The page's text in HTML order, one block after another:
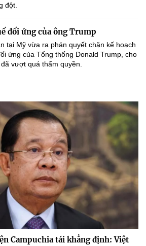
đột.
đối ứng của ông Trump
tại Mỹ vừa ra phán quyết chặn kế hoạch
ứng của Tổng thống Donald Trump, cho
vượt quá thẩm quyền.
Campuchia tái khẳng định: Việt